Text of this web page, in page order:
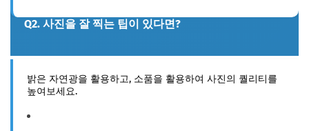
Q2. 사진을 잘 찍는 팁이 있다면?
밝은 자연광을 활용하고, 소품을 활용하여 사진의 퀄리티를
높여보세요.